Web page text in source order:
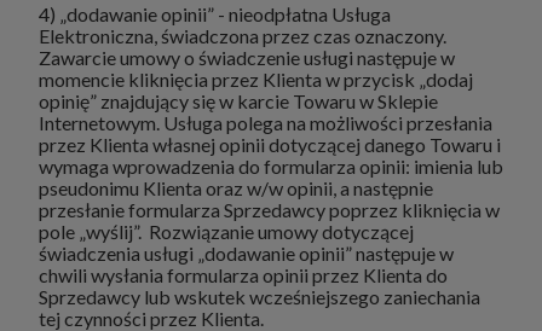
4) „dodawanie opinii” - nieodpłatna Usługa
Elektroniczna, świadczona przez czas oznaczony.
Zawarcie umowy o świadczenie usługi następuje w
momencie kliknięcia przez Klienta w przycisk „dodaj
opinię” znajdujący się w karcie Towaru w Sklepie
Internetowym. Usługa polega na możliwości przesłania
przez Klienta własnej opinii dotyczącej danego Towaru i
wymaga wprowadzenia do formularza opinii: imienia lub
pseudonimu Klienta oraz w/w opinii, a następnie
przesłanie formularza Sprzedawcy poprzez kliknięcia w
pole „wyślij”. Rozwiązanie umowy dotyczącej
świadczenia usługi „dodawanie opinii” następuje w
chwili wysłania formularza opinii przez Klienta do
Sprzedawcy lub wskutek wcześniejszego zaniechania
tej czynności przez Klienta.